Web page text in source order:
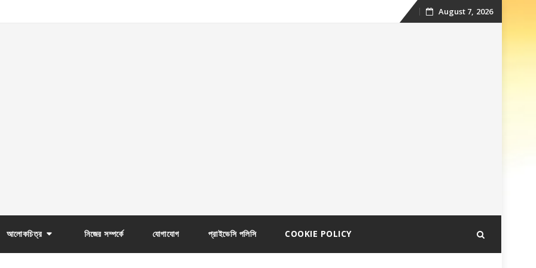
Skip
August 7, 2026
আলোকচিত্র নিজের সম্পর্কে যোগাযোগ প্রাইভেসি পলিসি COOKIE POLICY